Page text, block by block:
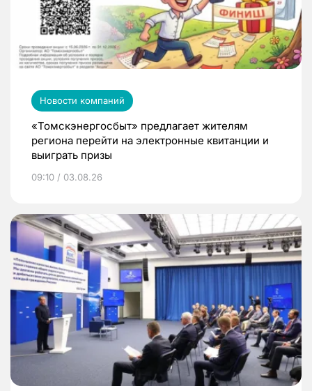
Новости компаний
«Томскэнергосбыт» предлагает жителям
региона перейти на электронные квитанции и
выиграть призы
09:10 / 03.08.26